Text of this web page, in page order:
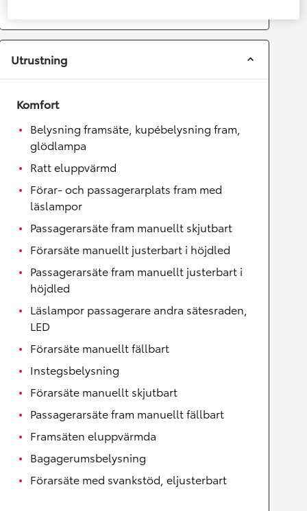
Utrustning
Komfort
Belysning framsäte, kupébelysning fram,
glödlampa
Ratt eluppvärmd
Förar- och passagerarplats fram med
läslampor
Passagerarsäte fram manuellt skjutbart
Förarsäte manuellt justerbart i höjdled
Passagerarsäte fram manuellt justerbart i
höjdled
Läslampor passagerare andra sätesraden,
LED
Förarsäte manuellt fällbart
Instegsbelysning
Förarsäte manuellt skjutbart
Passagerarsäte fram manuellt fällbart
Framsäten eluppvärmda
Bagagerumsbelysning
Förarsäte med svankstöd, eljusterbart